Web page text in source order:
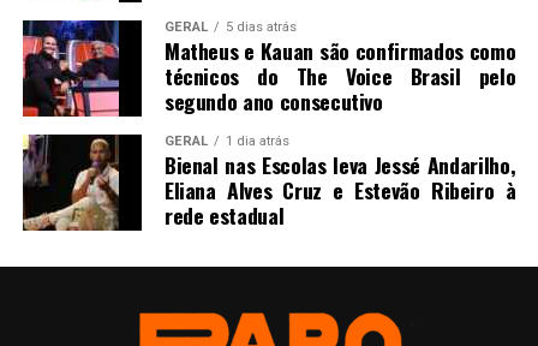
GERAL 5 dias atrás
Matheus e Kauan são confirmados como
técnicos do The Voice Brasil pelo
segundo ano consecutivo
GERAL 1 dia atrás
Bienal nas Escolas leva Jessé Andarilho,
Eliana Alves Cruz e Estevão Ribeiro à
rede estadual